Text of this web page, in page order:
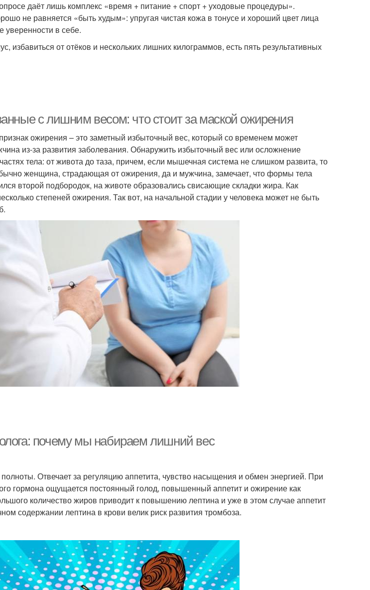
даёт лишь комплекс «время + питание + спорт + уходовые процедуры».
не равняется «быть худым»: упругая чистая кожа в тонусе и хороший цвет лица
в себе.
избавиться от отёков и нескольких лишних килограммов, есть пять результативных
с лишним весом: что стоит за маской ожирения
ожирения – это заметный избыточный вес, который со временем может
из-за развития заболевания. Обнаружить избыточный вес или осложнение
тела: от живота до таза, причем, если мышечная система не слишком развита, то
женщина, страдающая от ожирения, да и мужчина, замечает, что формы тела
второй подбородок, на животе образовались свисающие складки жира. Как
степеней ожирения. Так вот, на начальной стадии у человека может не быть
почему мы набираем лишний вес
Отвечает за регуляцию аппетита, чувство насыщения и обмен энергией. При
гормона ощущается постоянный голод, повышенный аппетит и ожирение как
количество жиров приводит к повышению лептина и уже в этом случае аппетит
содержании лептина в крови велик риск развития тромбоза.